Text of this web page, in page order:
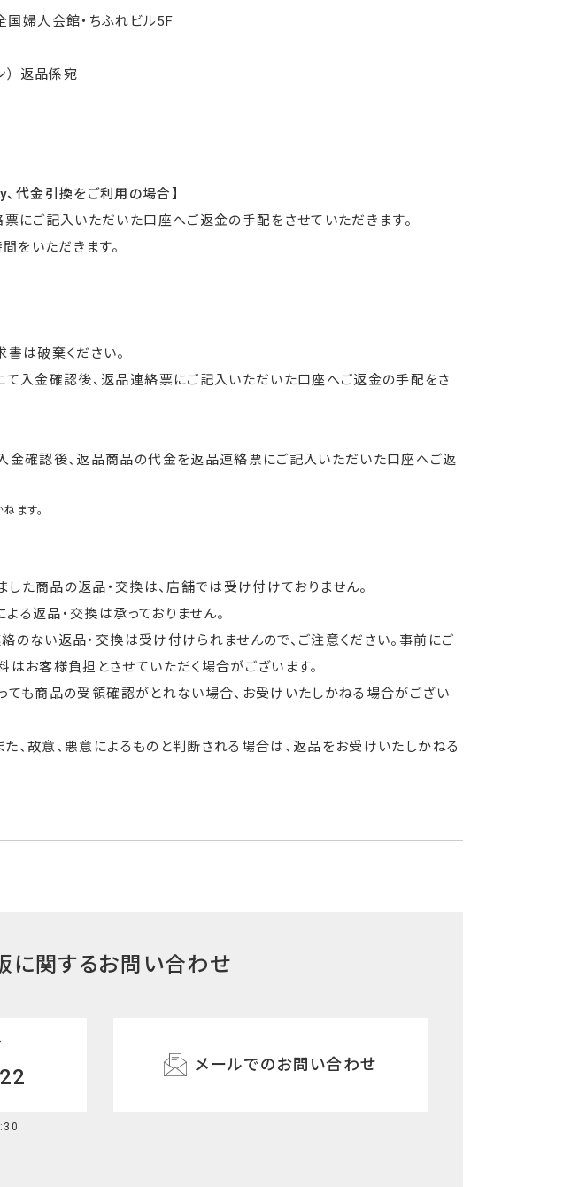
婦人会館・ちふれビル5F
） 返品係宛
代金引換をご利用の場合】
にご記入いただいた口座へご返金の手配をさせていただきます。
をいただきます。
は破棄ください。
て入金確認後、返品連絡票にご記入いただいた口座へご返金の手配をさ
金確認後、返品商品の代金を返品連絡票にご記入いただいた口座へご返
ます。
た商品の返品・交換は、店舗では受け付けておりません。
る返品・交換は承っておりません。
のない返品・交換は受け付けられませんので、ご注意ください。事前にご
お客様負担とさせていただく場合がございます。
ても商品の受領確認がとれない場合、お受けいたしかねる場合がござい
、故意、悪意によるものと判断される場合は、返品をお受けいたしかねる
に関するお問い合わせ
メールでのお問い合わせ